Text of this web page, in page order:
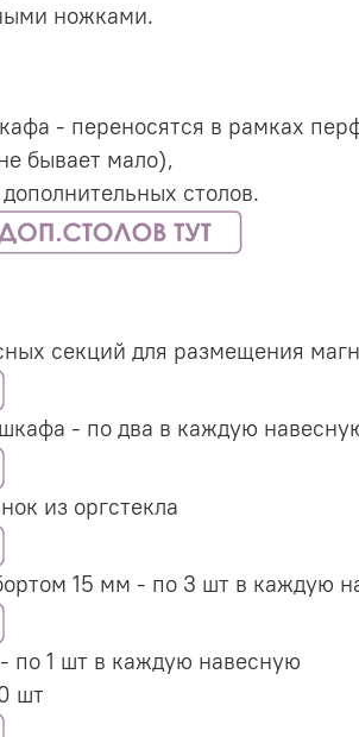
ножками.
- переносятся в рамках
бывает мало),
столов.
секций для размещения
- по два в каждую
из оргстекла
15 мм - по 3 шт в каждую
по 1 шт в каждую навесную
шт